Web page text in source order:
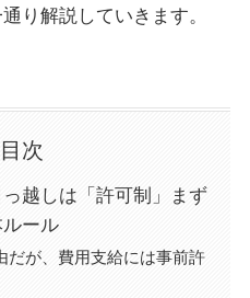
り解説していきます。
目次
越しは「許可制」まず
ール
だが、費用支給には事前許